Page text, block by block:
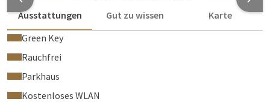
Ausstattungen
Gut zu wissen
Karte
Green Key
Rauchfrei
Parkhaus
Kostenloses WLAN